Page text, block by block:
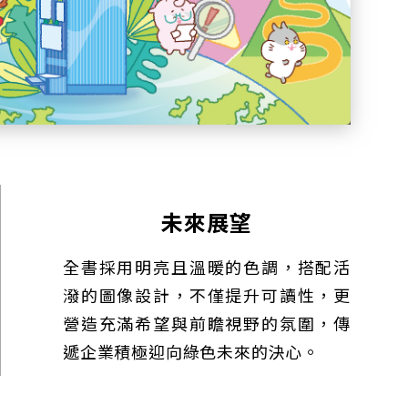
未來展望
全書採用明亮且溫暖的色調，搭配活
潑的圖像設計，不僅提升可讀性，更
營造充滿希望與前瞻視野的氛圍，傳
遞企業積極迎向綠色未來的決心。